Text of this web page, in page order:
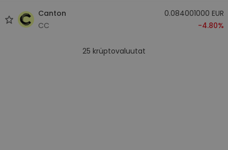
Canton
CC
0.084001000 EUR
-4.80%
25 krüptovaluutat